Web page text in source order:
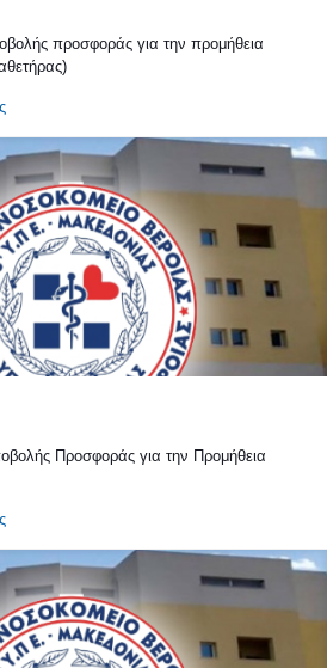
προσφοράς για την προμήθεια
Προσφοράς για την Προμήθεια